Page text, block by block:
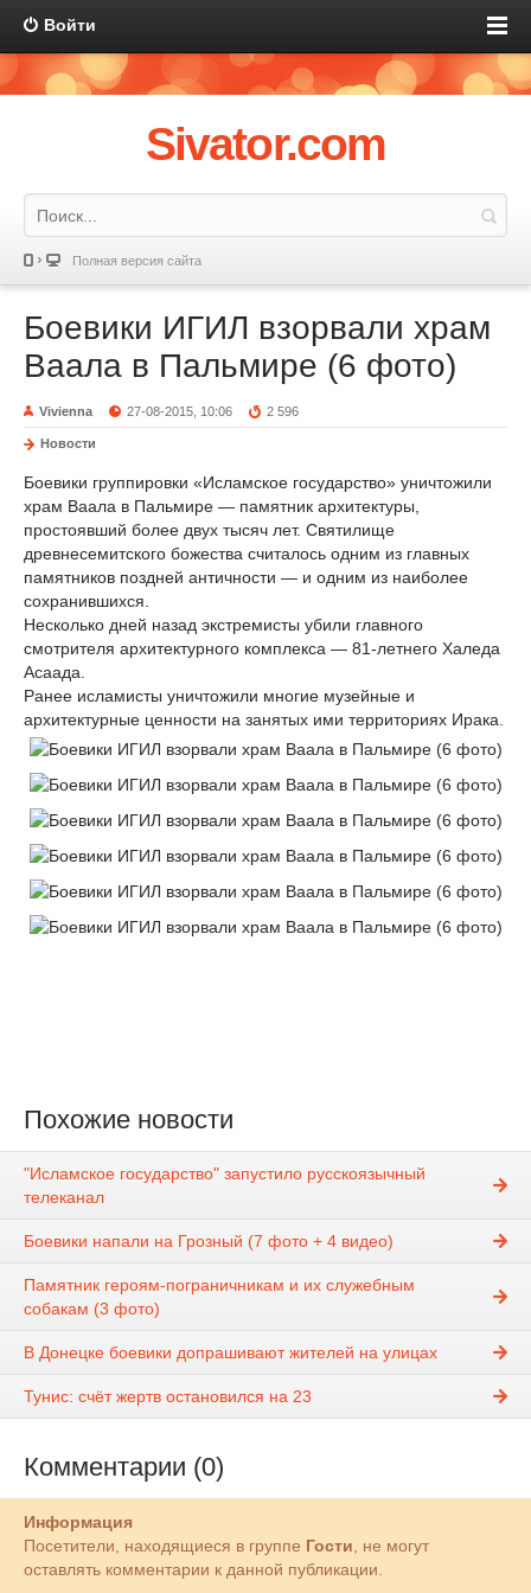
Войти
Sivator.com
Полная версия сайта
Боевики ИГИЛ взорвали храм
Ваала в Пальмире (6 фото)
Vivienna 27-08-2015, 10:06 2 596
Новости
Боевики группировки «Исламское государство» уничтожили
храм Ваала в Пальмире — памятник архитектуры,
простоявший более двух тысяч лет. Святилище
древнесемитского божества считалось одним из главных
памятников поздней античности — и одним из наиболее
сохранившихся.
Несколько дней назад экстремисты убили главного
смотрителя архитектурного комплекса — 81-летнего Халеда
Асаада.
Ранее исламисты уничтожили многие музейные и
архитектурные ценности на занятых ими территориях Ирака.
Похожие новости
"Исламское государство" запустило русскоязычный
телеканал
Боевики напали на Грозный (7 фото + 4 видео)
Памятник героям-пограничникам и их служебным
собакам (3 фото)
В Донецке боевики допрашивают жителей на улицах
Тунис: счёт жертв остановился на 23
Комментарии (0)
Информация
Посетители, находящиеся в группе Гости, не могут
оставлять комментарии к данной публикации.